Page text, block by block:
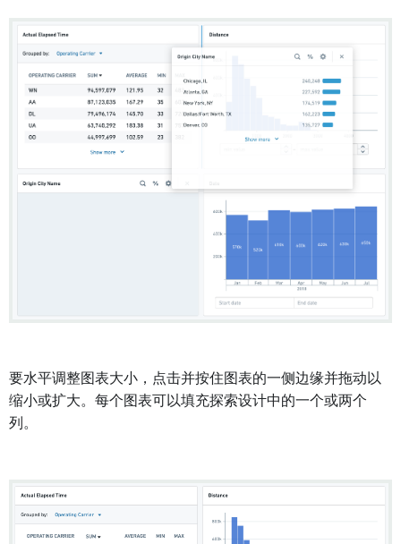
要水平调整图表大小，点击并按住图表的一侧边缘并拖动以
缩小或扩大。每个图表可以填充探索设计中的一个或两个
列。